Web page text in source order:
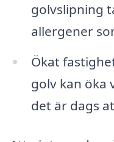
golvslipning
allergener
Ökat
golv kan öka
det är dags